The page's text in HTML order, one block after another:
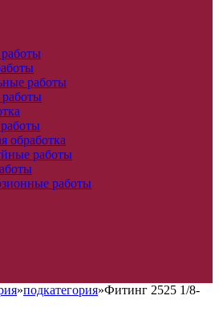
работы
обработка
работы
работы
»подкатегория»Фитинг 2525 1/8-